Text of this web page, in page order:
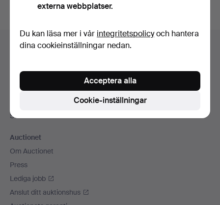
Sidfotsnavigation
Hjälp och kontakt
Alla auktionshus
Betalningsalternativ
Sociala medier
Auctionet
Om Auctionet
Press
Lediga jobb
Anslut ditt auktionshus
externa webbplatser.
Du kan läsa mer i vår integritetspolicyoch hantera
dina cookieinställningar nedan.
Cookie-inställningar
Acceptera alla